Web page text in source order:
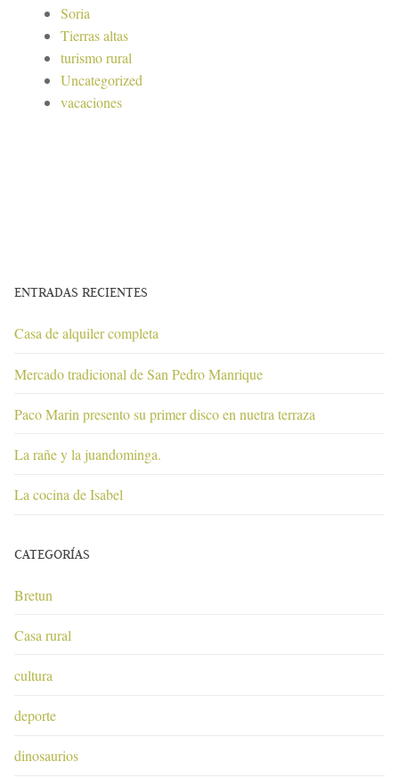
Soria
Tierras altas
turismo rural
Uncategorized
vacaciones
ENTRADAS RECIENTES
Casa de alquiler completa
Mercado tradicional de San Pedro Manrique
Paco Marin presento su primer disco en nuetra terraza
La rañe y la juandominga.
La cocina de Isabel
CATEGORÍAS
Bretun
Casa rural
cultura
deporte
dinosaurios